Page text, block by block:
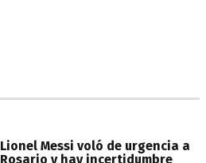
Lionel Messi voló de urgencia a
Rosario y hay incertidumbre